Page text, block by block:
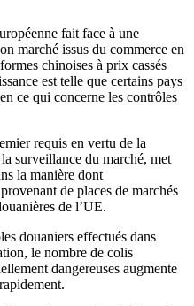
fait face à une
marché issus du commerce en
chinoises à prix cassés
est telle que certains pays
ce qui concerne les contrôles
requis en vertu de la
surveillance du marché, met
la manière dont
de places de marchés
de l’UE.
douaniers effectués dans
le nombre de colis
dangereuses augmente